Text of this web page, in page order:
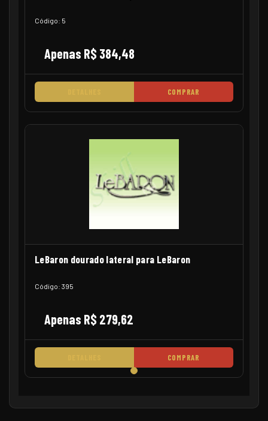
Código: 5
Apenas R$ 384,48
COMPRAR
LeBaron dourado lateral para LeBaron
Código: 395
Apenas R$ 279,62
COMPRAR